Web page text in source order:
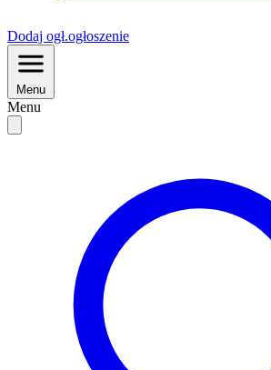
Dodaj ogł.ogłoszenie
Menu
Menu